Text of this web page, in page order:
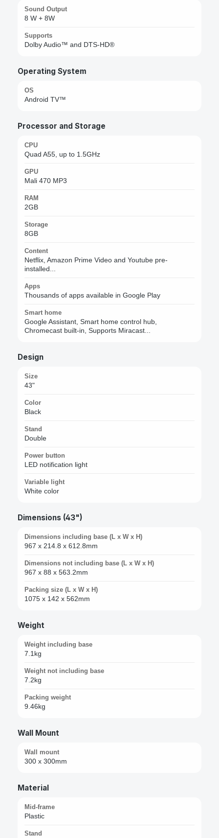
Sound Output
8 W + 8W
Supports
Dolby Audio™ and DTS-HD®
Operating System
OS
Android TV™
Processor and Storage
CPU
Quad A55, up to 1.5GHz
GPU
Mali 470 MP3
RAM
2GB
Storage
8GB
Content
Netflix, Amazon Prime Video and Youtube pre-
installed...
Apps
Thousands of apps available in Google Play
Smart home
Google Assistant, Smart home control hub,
Chromecast built-in, Supports Miracast...
Design
Size
43"
Color
Black
Stand
Double
Power button
LED notification light
Variable light
White color
Dimensions (43")
Dimensions including base (L x W x H)
967 x 214.8 x 612.8mm
Dimensions not including base (L x W x H)
967 x 88 x 563.2mm
Packing size (L x W x H)
1075 x 142 x 562mm
Weight
Weight including base
7.1kg
Weight not including base
7.2kg
Packing weight
9.46kg
Wall Mount
Wall mount
300 x 300mm
Material
Mid-frame
Plastic
Stand